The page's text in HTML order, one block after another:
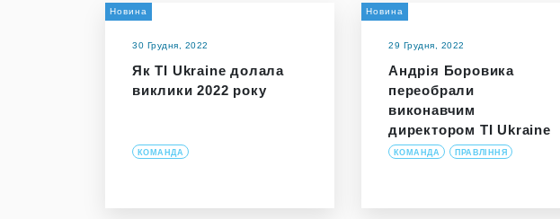
Новина
30 Грудня, 2022
Як TI Ukraine долала
виклики 2022 року
КОМАНДА
Новина
29 Грудня, 2022
Андрія Боровика
переобрали
виконавчим
директором TI Ukraine
КОМАНДА ПРАВЛІННЯ